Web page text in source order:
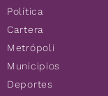
Política
Cartera
Metrópoli
Municipios
Deportes